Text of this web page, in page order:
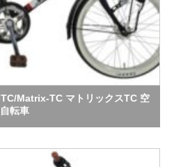
Matrix-TC マトリックスTC 空
転車